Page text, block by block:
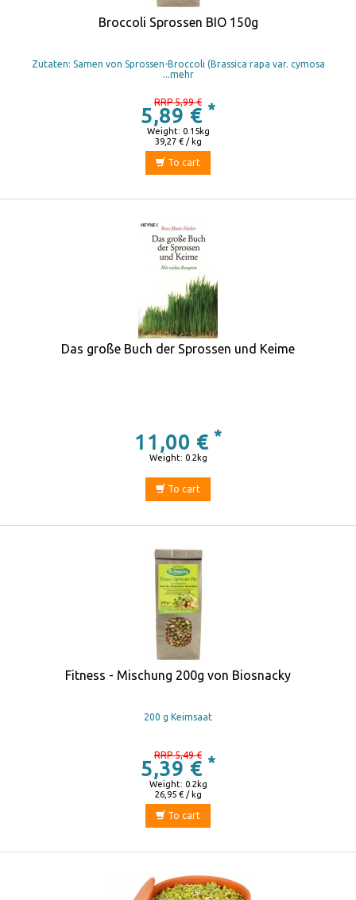
Broccoli Sprossen BIO 150g
Zutaten: Samen von Sprossen-Broccoli (Brassica rapa var. cymosa
...mehr
RRP 5,99 €
5,89 € *
39,27 € / kg
Weight: 0.15kg
To cart
Das große Buch der Sprossen und Keime
11,00 € *
Weight: 0.2kg
To cart
Fitness - Mischung 200g von Biosnacky
200 g Keimsaat
RRP 5,49 €
5,39 € *
26,95 € / kg
Weight: 0.2kg
To cart